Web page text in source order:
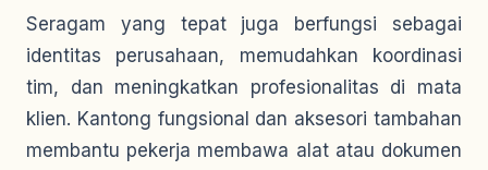
Seragam yang tepat juga berfungsi sebagai
identitas perusahaan, memudahkan koordinasi
tim, dan meningkatkan profesionalitas di mata
klien. Kantong fungsional dan aksesori tambahan
membantu pekerja membawa alat atau dokumen